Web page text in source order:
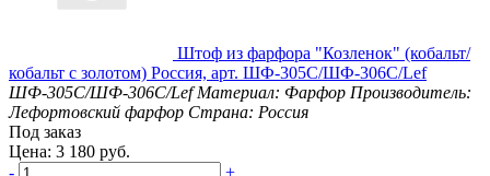
Штоф из фарфора "Козленок" (кобальт/
кобальт с золотом) Россия, арт. ШФ-305С/ШФ-306С/Lef
ШФ-305С/ШФ-306С/Lef Материал: Фарфор Производитель:
Лефортовский фарфор Страна: Россия
Под заказ
Цена: 3 180 руб.
-
+